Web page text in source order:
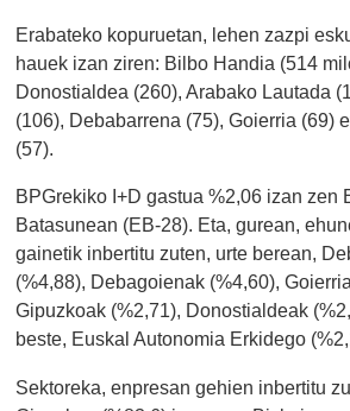
Erabateko kopuruetan, lehen zazpi
hauek izan ziren: Bilbo Handia (514
Donostialdea (260), Arabako Lautada
(106), Debabarrena (75), Goierria (69)
(57).
BPGrekiko I+D gastua %2,06 izan zen
Batasunean (EB-28). Eta, gurean,
gainetik inbertitu zuten, urte berean,
(%4,88), Debagoienak (%4,60),
Gipuzkoak (%2,71), Donostialdeak
beste, Euskal Autonomia Erkidego
Sektoreka, enpresan gehien inbertitu